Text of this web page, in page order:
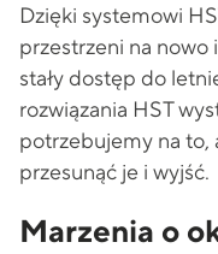
Dzięki systemowi
przestrzeni na
stały dostęp do
rozwiązania HST
potrzebujemy na to,
przesunąć je i wyjść.
Marzenia o